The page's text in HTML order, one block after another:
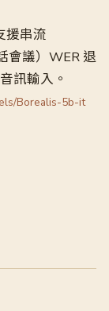
援串流
會議）WER 退
訊輸入。
Borealis-5b-it